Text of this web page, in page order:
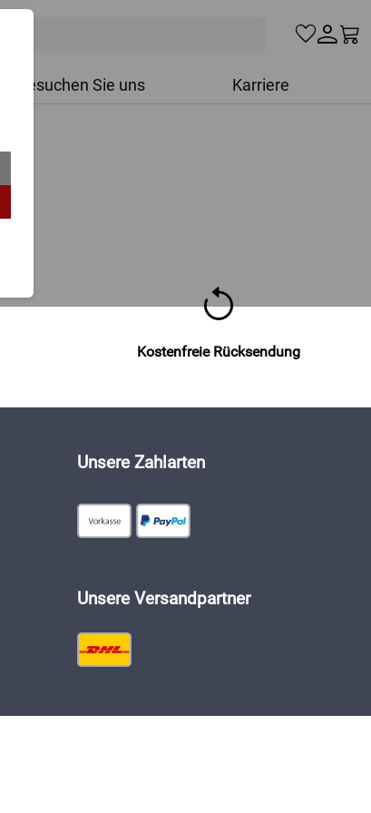
Besuchen Sie uns Karriere
Kostenfreie Rücksendung
Unsere Zahlarten
Unsere Versandpartner